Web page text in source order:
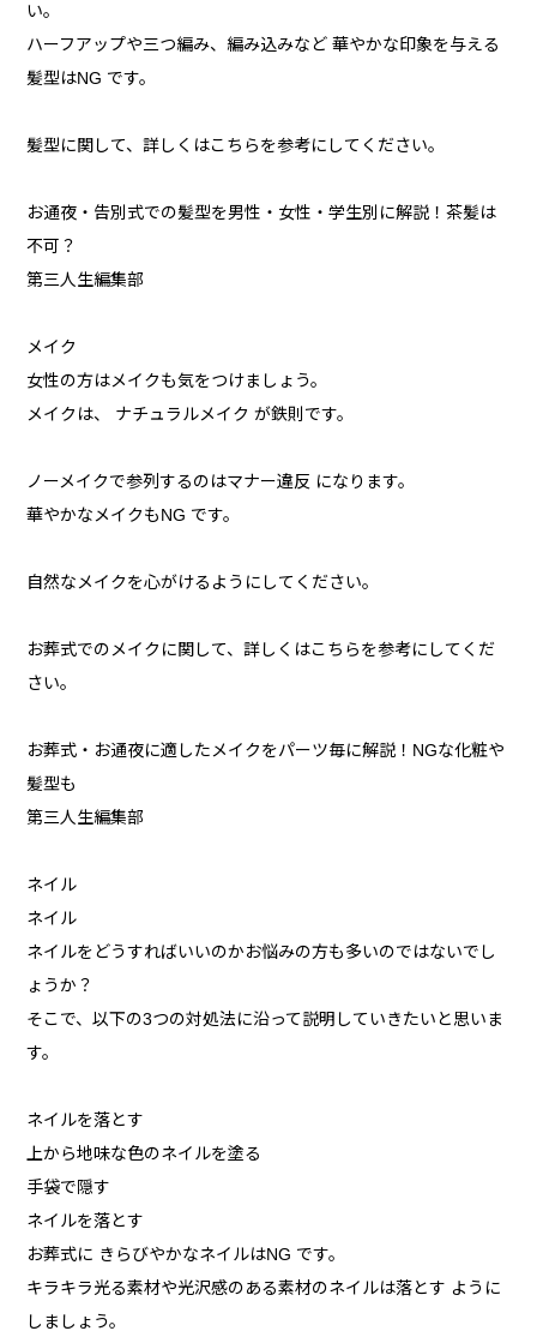
い。
ハーフアップや三つ編み、編み込みなど 華やかな印象を与える
髪型はNG です。
髪型に関して、詳しくはこちらを参考にしてください。
お通夜・告別式での髪型を男性・女性・学生別に解説！茶髪は
不可？
第三人生編集部
メイク
女性の方はメイクも気をつけましょう。
メイクは、 ナチュラルメイク が鉄則です。
ノーメイクで参列するのはマナー違反 になります。
華やかなメイクもNG です。
自然なメイクを心がけるようにしてください。
お葬式でのメイクに関して、詳しくはこちらを参考にしてくだ
さい。
お葬式・お通夜に適したメイクをパーツ毎に解説！NGな化粧や
髪型も
第三人生編集部
ネイル
ネイル
ネイルをどうすればいいのかお悩みの方も多いのではないでし
ょうか？
そこで、以下の3つの対処法に沿って説明していきたいと思いま
す。
ネイルを落とす
上から地味な色のネイルを塗る
手袋で隠す
ネイルを落とす
お葬式に きらびやかなネイルはNG です。
キラキラ光る素材や光沢感のある素材のネイルは落とす ように
しましょう。